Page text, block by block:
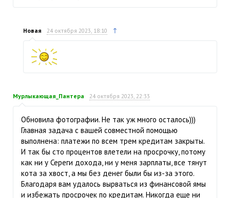
Новая 24 октября 2023, 18:10 ↑
Мурлыкающая_Пантера 24 октября 2023, 22:33
Обновила фотографии. Не так уж много осталось)))
Главная задача с вашей совместной помощью
выполнена: платежи по всем трем кредитам закрыты.
И так бы сто процентов влетели на просрочку, потому
как ни у Сереги дохода, ни у меня зарплаты, все тянут
кота за хвост, а мы без денег были бы из-за этого.
Благодаря вам удалось вырваться из финансовой ямы
и избежать просрочек по кредитам. Никогда еще ни